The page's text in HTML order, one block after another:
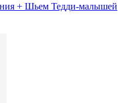
+ Шьем Тедди-малышей